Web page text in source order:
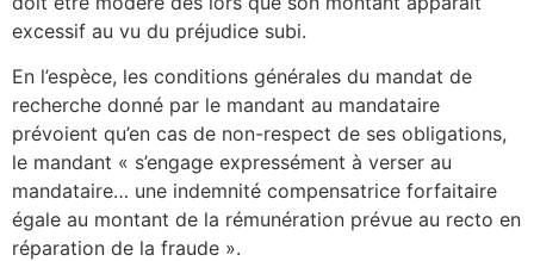
excessif au vu du préjudice subi.
En l’espèce, les conditions générales du mandat de
recherche donné par le mandant au mandataire
prévoient qu’en cas de non-respect de ses obligations,
le mandant « s’engage expressément à verser au
mandataire… une indemnité compensatrice forfaitaire
égale au montant de la rémunération prévue au recto en
réparation de la fraude ».